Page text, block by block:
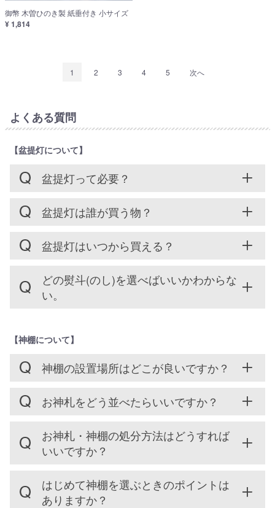
御幣 木曽ひのき製 紙垂付き 小サイズ
¥ 1,814
1 2 3 4 5 次へ
よくある質問
【盆提灯について】
盆提灯って必要？
盆提灯は誰が買う物？
盆提灯はいつから買える？
どの熨斗(のし)を選べばいいかわからな
い。
【神棚について】
神棚の設置場所はどこが良いですか？
お神札をどう並べたらいいですか？
お神札・神棚の処分方法はどうすれば
いいですか？
はじめて神棚を選ぶときのポイントは
ありますか？